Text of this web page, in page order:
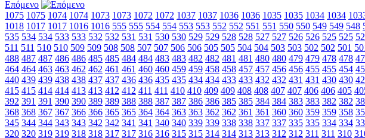
Επόμενο
1075 1075 1074 1074 1073 1073 1072 1072 1037 1037 1036 1036 1035 1035 1034 1034
1018 1017 1017 1016 1016 555 555 554 554 553 553 552 552 551 551 550 550 549 549 548
535 534 534 533 533 532 532 531 531 530 530 529 529 528 528 527 527 526 526 525 525
511 511 510 510 509 509 508 508 507 507 506 506 505 505 504 504 503 503 502 502 501
488 487 487 486 486 485 485 484 484 483 483 482 482 481 481 480 480 479 479 478 478
464 464 463 463 462 462 461 461 460 460 459 459 458 458 457 457 456 456 455 455 454
440 439 439 438 438 437 437 436 436 435 435 434 434 433 433 432 432 431 431 430 430
415 415 414 414 413 413 412 412 411 411 410 410 409 409 408 408 407 407 406 406 405
392 391 391 390 390 389 389 388 388 387 387 386 386 385 385 384 384 383 383 382 382
368 368 367 367 366 366 365 365 364 364 363 363 362 362 361 361 360 360 359 359 358
345 344 344 343 343 342 342 341 341 340 340 339 339 338 338 337 337 335 335 334 334
320 320 319 319 318 318 317 317 316 316 315 315 314 314 313 313 312 312 311 311 310